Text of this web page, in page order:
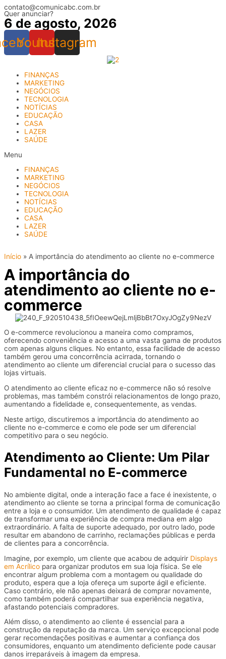
Ir
para
o
conteúdo
contato@comunicabc.com.br
Quer anunciar?
6 de agosto, 2026
Youtube
Instagram
FINANÇAS
MARKETING
NEGÓCIOS
TECNOLOGIA
NOTÍCIAS
EDUCAÇÃO
CASA
LAZER
SAÚDE
Menu
FINANÇAS
MARKETING
NEGÓCIOS
TECNOLOGIA
NOTÍCIAS
EDUCAÇÃO
CASA
LAZER
SAÚDE
Início » A importância do atendimento ao cliente no e-commerce
A importância do
atendimento ao cliente no e-
commerce
O e-commerce revolucionou a maneira como compramos,
oferecendo conveniência e acesso a uma vasta gama de produtos
com apenas alguns cliques. No entanto, essa facilidade de acesso
também gerou uma concorrência acirrada, tornando o
atendimento ao cliente um diferencial crucial para o sucesso das
lojas virtuais.
O atendimento ao cliente eficaz no e-commerce não só resolve
problemas, mas também constrói relacionamentos de longo prazo,
aumentando a fidelidade e, consequentemente, as vendas.
Neste artigo, discutiremos a importância do atendimento ao
cliente no e-commerce e como ele pode ser um diferencial
competitivo para o seu negócio.
Atendimento ao Cliente: Um Pilar
Fundamental no E-commerce
No ambiente digital, onde a interação face a face é inexistente, o
atendimento ao cliente se torna a principal forma de comunicação
entre a loja e o consumidor. Um atendimento de qualidade é capaz
de transformar uma experiência de compra mediana em algo
extraordinário. A falta de suporte adequado, por outro lado, pode
resultar em abandono de carrinho, reclamações públicas e perda
de clientes para a concorrência.
Imagine, por exemplo, um cliente que acabou de adquirir Displays
em Acrílico para organizar produtos em sua loja física. Se ele
encontrar algum problema com a montagem ou qualidade do
produto, espera que a loja ofereça um suporte ágil e eficiente.
Caso contrário, ele não apenas deixará de comprar novamente,
como também poderá compartilhar sua experiência negativa,
afastando potenciais compradores.
Além disso, o atendimento ao cliente é essencial para a
construção da reputação da marca. Um serviço excepcional pode
gerar recomendações positivas e aumentar a confiança dos
consumidores, enquanto um atendimento deficiente pode causar
danos irreparáveis à imagem da empresa.